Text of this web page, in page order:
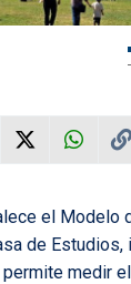
el Modelo
de Estudios,
medir